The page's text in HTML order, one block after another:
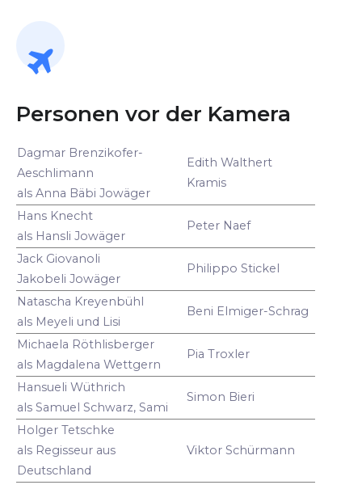
Personen vor der Kamera
Dagmar Brenzikofer-
Aeschlimann
als Anna Bäbi Jowäger
Edith Walthert
Kramis
Hans Knecht
als Hansli Jowäger
Peter Naef
Jack Giovanoli
Jakobeli Jowäger
Philippo Stickel
Natascha Kreyenbühl
als Meyeli und Lisi
Beni Elmiger-Schrag
Michaela Röthlisberger
als Magdalena Wettgern
Pia Troxler
Hansueli Wüthrich
als Samuel Schwarz, Sami
Simon Bieri
Holger Tetschke
als Regisseur aus
Deutschland
Viktor Schürmann